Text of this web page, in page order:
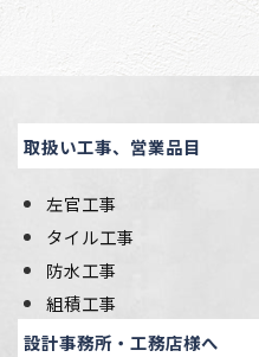
取扱い工事、営業品目
左官工事
タイル工事
防水工事
組積工事
設計事務所・工務店様へ